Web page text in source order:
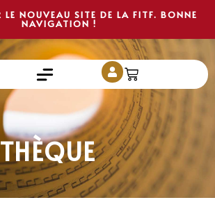
LE NOUVEAU SITE DE LA FITF. BONNE
NAVIGATION !